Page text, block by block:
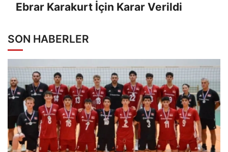
Ebrar Karakurt İçin Karar Verildi
SON HABERLER